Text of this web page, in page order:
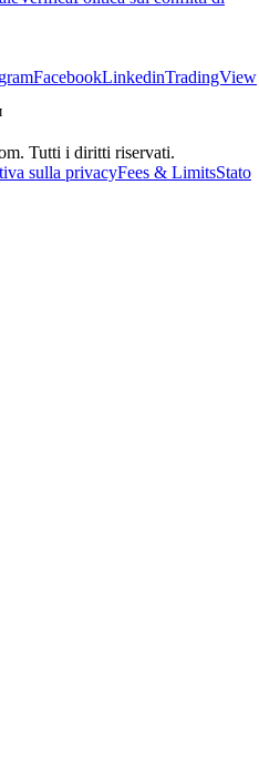
FacebookLinkedinTradingView
Tutti i diritti riservati.
sulla privacyFees & LimitsStato